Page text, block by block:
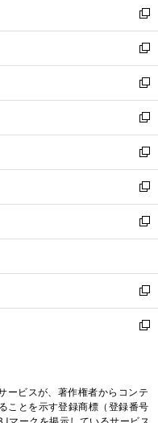
で
開
く
ド
ウ
で
開
く
ィ
ン
ド
ウ
で
開
く
い
ウ
ィ
ン
ド
ウ
で
開
く
新
し
い
ウ
ィ
ン
ド
ウ
で
開
く
新
し
い
ウ
ィ
ン
ド
ウ
で
開
く
新
し
い
ウ
ィ
ン
ド
ウ
で
開
新
し
い
ウ
ィ
ン
ド
ウ
開
く
新
し
い
ウ
ィ
ン
ウ
で
開
く
新
し
い
ウ
ン
ド
ウ
で
新
し
ウ
ィ
ン
ド
く
新
し
い
ド
ウ
新
ィ
ン
ービスが、著作権者からコンテ
ことを示す登録商標（登録番号